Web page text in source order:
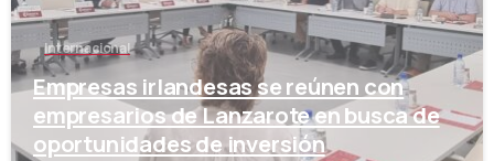
Internacional
Empresas irlandesas se reúnen con
empresarios de Lanzarote en busca de
oportunidades de inversión